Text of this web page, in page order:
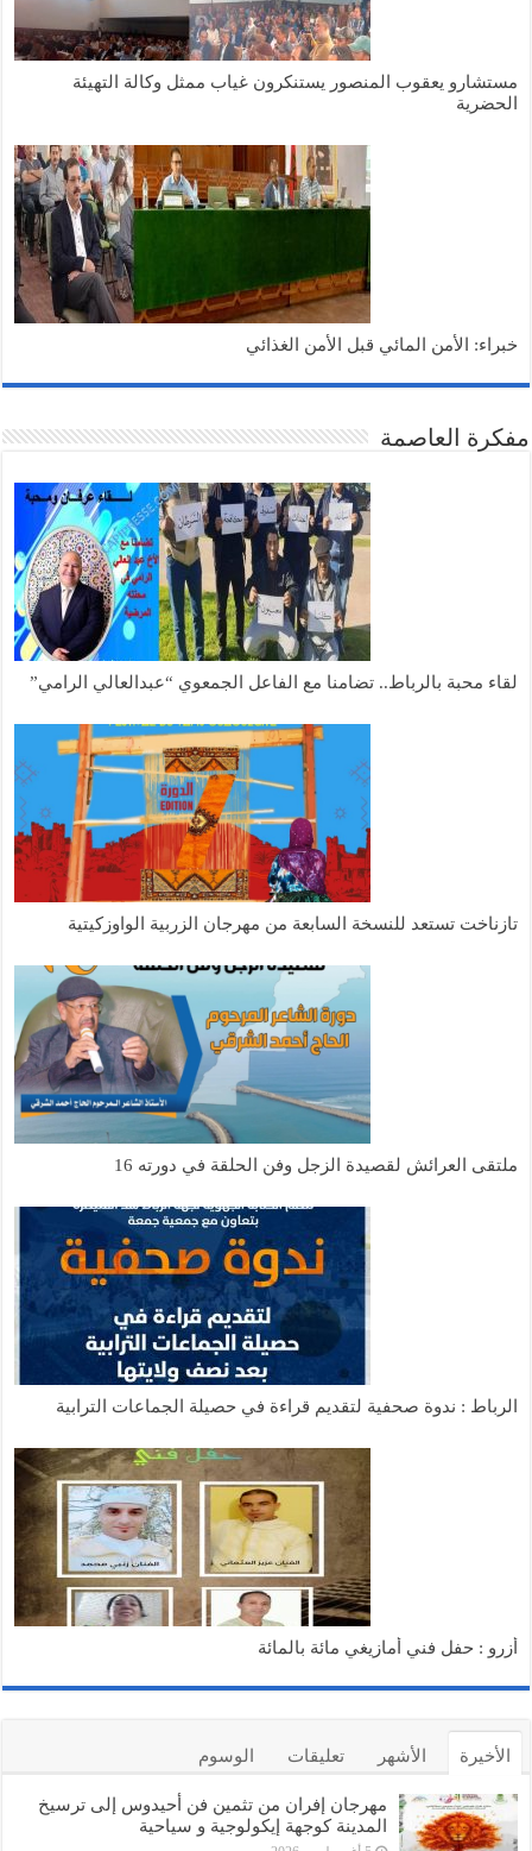
مستشارو يعقوب المنصور يستنكرون غياب ممثل وكالة التهيئة
الحضرية
خبراء: الأمن المائي قبل الأمن الغذائي
مفكرة العاصمة
لقاء محبة بالرباط.. تضامنا مع الفاعل الجمعوي “عبدالعالي الرامي”
تازناخت تستعد للنسخة السابعة من مهرجان الزربية الواوزكيتية
ملتقى العرائش لقصيدة الزجل وفن الحلقة في دورته 16
الرباط : ندوة صحفية لتقديم قراءة في حصيلة الجماعات الترابية
أزرو : حفل فني أمازيغي مائة بالمائة
الأخيرة الأشهر تعليقات الوسوم
مهرجان إفران من تثمين فن أحيدوس إلى ترسيخ
المدينة كوجهة إيكولوجية و سياحية